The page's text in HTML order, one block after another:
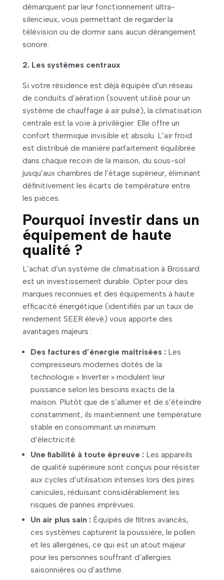
démarquent par leur fonctionnement ultra-
silencieux, vous permettant de regarder la
télévision ou de dormir sans aucun dérangement
sonore.
2. Les systèmes centraux
Si votre résidence est déjà équipée d’un réseau
de conduits d’aération (souvent utilisé pour un
système de chauffage à air pulsé), la climatisation
centrale est la voie à privilégier. Elle offre un
confort thermique invisible et absolu. L’air froid
est distribué de manière parfaitement équilibrée
dans chaque recoin de la maison, du sous-sol
jusqu’aux chambres de l’étage supérieur, éliminant
définitivement les écarts de température entre
les pièces.
Pourquoi investir dans un
équipement de haute
qualité ?
L’achat d’un système de climatisation à Brossard
est un investissement durable. Opter pour des
marques reconnues et des équipements à haute
efficacité énergétique (identifiés par un taux de
rendement SEER élevé) vous apporte des
avantages majeurs :
Des factures d’énergie maîtrisées :Les
compresseurs modernes dotés de la
technologie « Inverter » modulent leur
puissance selon les besoins exacts de la
maison. Plutôt que de s’allumer et de s’éteindre
constamment, ils maintiennent une température
stable en consommant un minimum
d’électricité.
Une fiabilité à toute épreuve :Les appareils
de qualité supérieure sont conçus pour résister
aux cycles d’utilisation intenses lors des pires
canicules, réduisant considérablement les
risques de pannes imprévues.
Un air plus sain : Équipés de filtres avancés,
ces systèmes capturent la poussière, le pollen
et les allergènes, ce qui est un atout majeur
pour les personnes souffrant d’allergies
saisonnières ou d’asthme.